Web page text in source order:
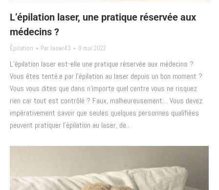
L’épilation laser, une pratique réservée aux
médecins ?
Épilation Par laser43 9 mai 2022
L’épilation laser est-elle une pratique réservée aux médecins ?
Vous êtes tenté.e par l’épilation au laser depuis un bon moment ?
Vous vous dites que dans n’importe quel centre vous ne risquez
rien car tout est contrôlé ? Faux, malheureusement… Vous devez
impérativement savoir que seules quelques personnes qualifiées
peuvent pratiquer l’épilation au laser, de…